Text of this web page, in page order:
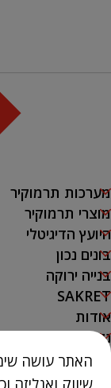
מערכות תרמוקיר
מוצרי תרמוקיר
היועץ הדיגיטלי
בונים נכון
בנייה ירוקה
SAKRET
אודות
נק' מכירה
צור קשר
שיווק ואנליזה